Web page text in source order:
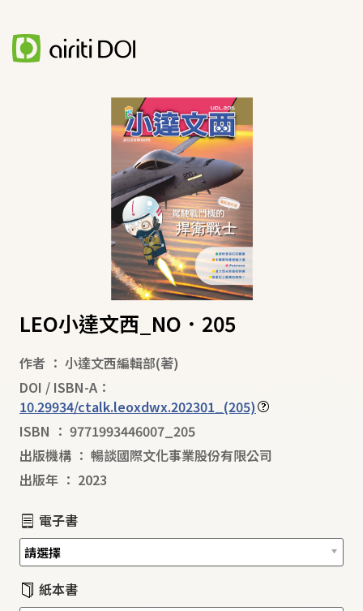
LEO小達文西_NO．205
作者 ： 小達文西編輯部(著)
DOI / ISBN-A：
10.29934/ctalk.leoxdwx.202301_(205)
ISBN ： 9771993446007_205
出版機構 ： 暢談國際文化事業股份有限公司
出版年 ： 2023
電子書
紙本書